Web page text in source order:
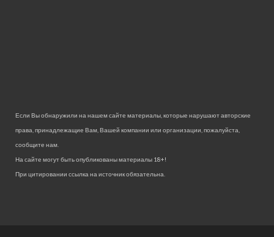
Если Вы обнаружили на нашем сайте материалы, которые нарушают авторские
права, принадлежащие Вам, Вашей компании или организации, пожалуйста,
сообщите нам.
На сайте могут быть опубликованы материалы 18+!
При цитировании ссылка на источник обязательна.